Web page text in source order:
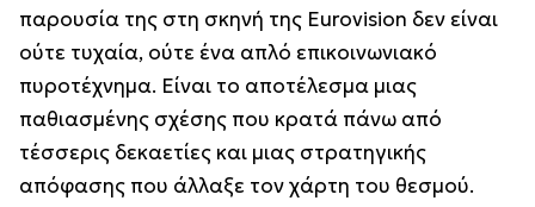
παρουσία της στη σκηνή της Eurovision δεν είναι
ούτε τυχαία, ούτε ένα απλό επικοινωνιακό
πυροτέχνημα. Είναι το αποτέλεσμα μιας
παθιασμένης σχέσης που κρατά πάνω από
τέσσερις δεκαετίες και μιας στρατηγικής
απόφασης που άλλαξε τον χάρτη του θεσμού.